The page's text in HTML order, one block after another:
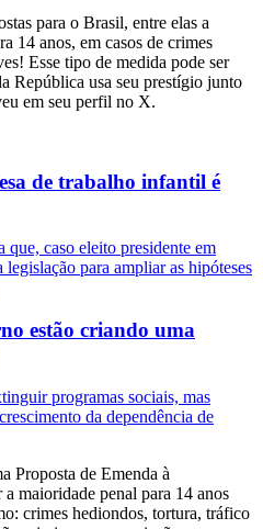
para o Brasil, entre elas a
14 anos, em casos de crimes
Esse tipo de medida pode ser
República usa seu prestígio junto
em seu perfil no X.
de trabalho infantil é
caso eleito presidente em
para ampliar as hipóteses
estão criando uma
programas sociais, mas
da dependência de
Proposta de Emenda à
maioridade penal para 14 anos
crimes hediondos, tortura, tráfico